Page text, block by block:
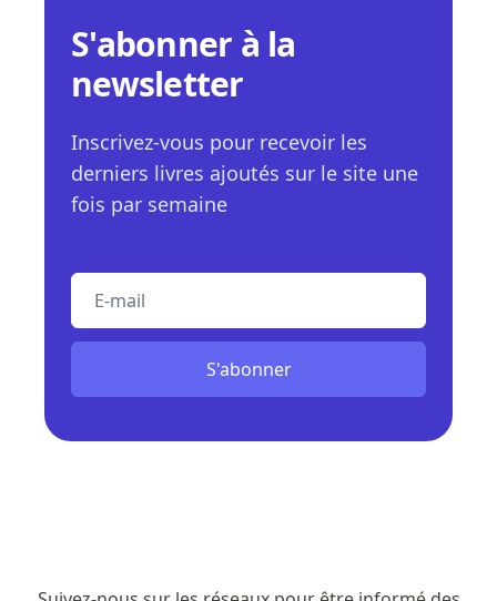
S'abonner à la
newsletter
Inscrivez-vous pour recevoir les
derniers livres ajoutés sur le site une
fois par semaine
S'abonner